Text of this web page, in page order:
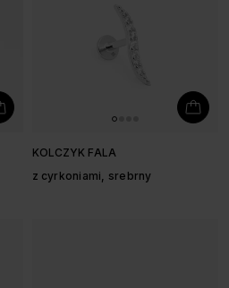
KOLCZYK FALA
z cyrkoniami, srebrny